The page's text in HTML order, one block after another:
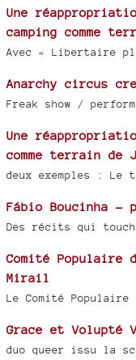
Une
camping comme
Avec « Libertaire
Anarchy circus
Freak show /
Une
comme terrain
deux exemples : Le
Fábio Boucinha -
Des récits qui
Comité
Mirail
Le Comité Populaire
Grace et Volupté
duo queer issu la